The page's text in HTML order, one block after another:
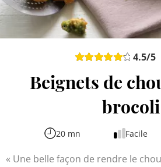
4.5/5
Beignets de
brocoli
20 mn Facile
Une belle façon de rendre le